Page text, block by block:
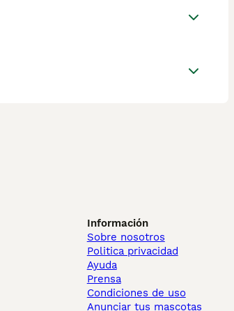
Información
Sobre nosotros
Politica privacidad
Ayuda
Prensa
Condiciones de uso
Anunciar tus mascotas